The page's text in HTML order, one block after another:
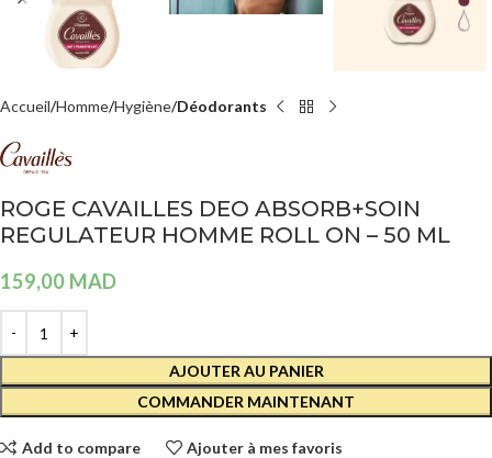
Accueil Homme Hygiène Déodorants
ROGE CAVAILLES DEO ABSORB+SOIN
REGULATEUR HOMME ROLL ON – 50 ML
159,00 MAD
AJOUTER AU PANIER
COMMANDER MAINTENANT
Add to compare Ajouter à mes favoris